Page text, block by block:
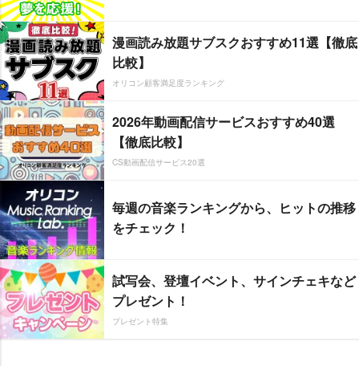
漫画読み放題サブスクおすすめ11選【徹底
比較】
オリコン顧客満足度ランキング
2026年動画配信サービスおすすめ40選
【徹底比較】
CS動画配信サービス20選
毎週の音楽ランキングから、ヒットの推移
をチェック！
試写会、登壇イベント、サインチェキなど
プレゼント！
プレゼント特集